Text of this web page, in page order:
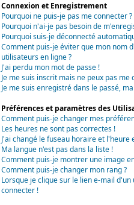
Connexion et Enregistrement
Pourquoi ne puis-je pas me connecter ?
Pourquoi n'ai-je pas besoin de
Pourquoi suis-je déconnecté
Comment puis-je éviter que mon nom
utilisateurs en ligne ?
J'ai perdu mon mot de passe !
Je me suis inscrit mais ne peux pas me
Je me suis enregistré dans le passé,
Préférences et paramètres des
Comment puis-je changer mes
Les heures ne sont pas correctes !
J'ai changé le fuseau horaire et
Ma langue n'est pas dans la liste !
Comment puis-je montrer une image
Comment puis-je changer mon rang ?
Lorsque je clique sur le lien e-mail
connecter !